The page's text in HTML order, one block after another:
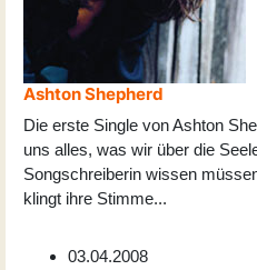
Ashton Shepherd
Die erste Single von Ashton
uns alles, was wir über die
Songschreiberin wissen
klingt ihre Stimme...
03.04.2008